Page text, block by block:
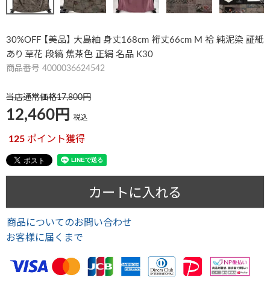
30%OFF 【美品】 大島紬 身丈168cm 裄丈66cm M 袷 純泥染 証紙
あり 草花 段縞 焦茶色 正絹 名品 K30
商品番号 4000036624542
当店通常価格17,800
12,460 税込
125 ポイント獲得
カートに入れる
商品についてのお問い合わせ
お客様に届くまで